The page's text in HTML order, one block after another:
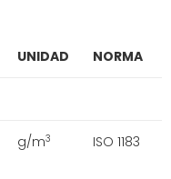
UNIDAD NORMA
g/m3 ISO 1183